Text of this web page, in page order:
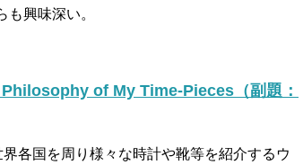
興味深い。
of My Time-Pieces（副題：
各国を周り様々な時計や靴等を紹介するウ